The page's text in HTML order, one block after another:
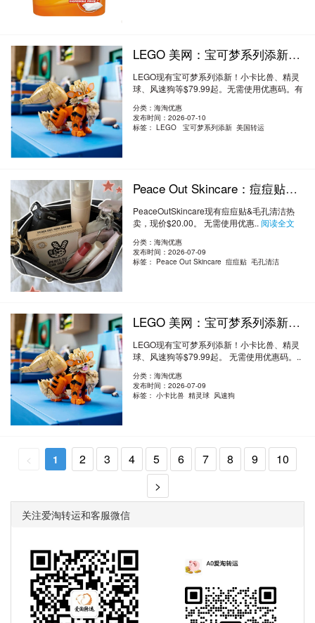
LEGO 美网：宝可梦系列添新！小卡比兽、精灵球、风速狗等 $79.99起
LEGO现有宝可梦系列添新！小卡比兽、精灵
球、风速狗等$79.99起。无需使用优惠码。有
分类：海淘优惠
发布时间：2026-07-10
标签：LEGO 宝可梦系列添新 美国转运
Peace Out Skincare：痘痘贴&毛孔清洁热卖 痘痘贴$19起 $20
PeaceOutSkincare现有痘痘贴&毛孔清洁热
卖，现价$20.00。 无需使用优惠..阅读全文
分类：海淘优惠
发布时间：2026-07-09
标签： Peace Out Skincare 痘痘贴 毛孔清洁
LEGO 美网：宝可梦系列添新！小卡比兽、精灵球、风速狗等 $79.99起
LEGO现有宝可梦系列添新！小卡比兽、精灵
球、风速狗等$79.99起。 无需使用优惠码。..
分类：海淘优惠
发布时间：2026-07-09
标签：小卡比兽 精灵球 风速狗
< 1 2 3 4 5 6 7 8 9
10
>
关注爱淘转运和客服微信